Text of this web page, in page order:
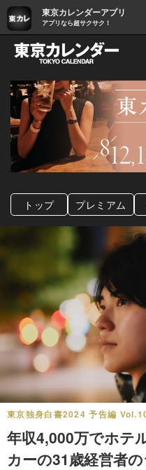
東京カレンダーアプリ
アプリなら超サクサク！
グ
トップ プレミアム
東京独身白書2024 予告編
年収4,000万でホテ
カーの31歳経営者